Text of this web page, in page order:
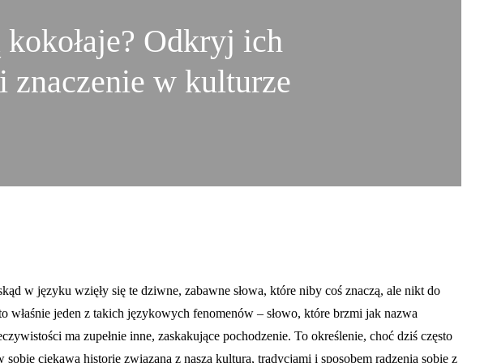
kokołaje? Odkryj ich
znaczenie w kulturze
w języku wzięły się te dziwne, zabawne słowa, które niby coś znaczą, ale nikt do
właśnie jeden z takich językowych fenomenów – słowo, które brzmi jak nazwa
ma zupełnie inne, zaskakujące pochodzenie. To określenie, choć dziś często
ciekawą historię związaną z naszą kulturą, tradycjami i sposobem radzenia sobie z